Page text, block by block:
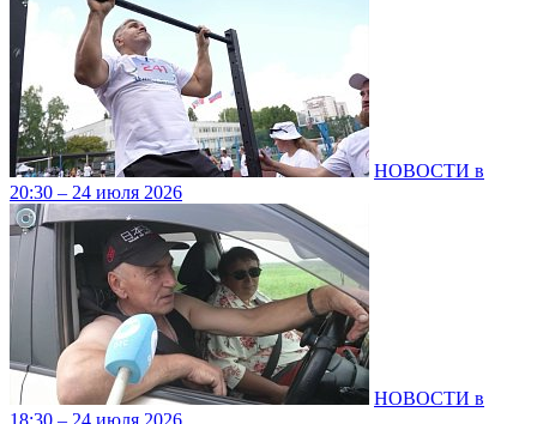
НОВОСТИ в
20:30 – 24 июля 2026
НОВОСТИ в
18:30 – 24 июля 2026